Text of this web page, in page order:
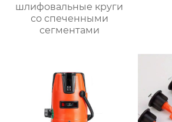
шлифовальные круги
со спеченными
сегментами